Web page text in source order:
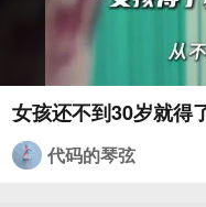
代码的琴弦